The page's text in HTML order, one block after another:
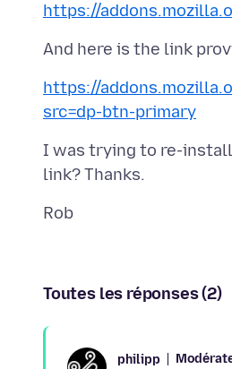
https://
https://
src=dp-btn-primary
I was trying to re-install
Toutes les réponses (2)
philipp